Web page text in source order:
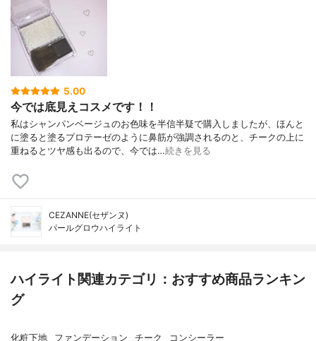
5.00
今では底見えコスメです！！
私はシャンパンベージュのお色味を半信半疑で購入しましたが、ほんと
に塗ると塗るプロテーゼのように鼻筋が強調されるのと、チークの上に
重ねるとツヤ感も出るので、今では…続きを見る
CEZANNE(セザンヌ)
パールグロウハイライト
ハイライト関連カテゴリ：おすすめ商品ランキン
グ
化粧下地 ファンデーション チーク コンシーラー